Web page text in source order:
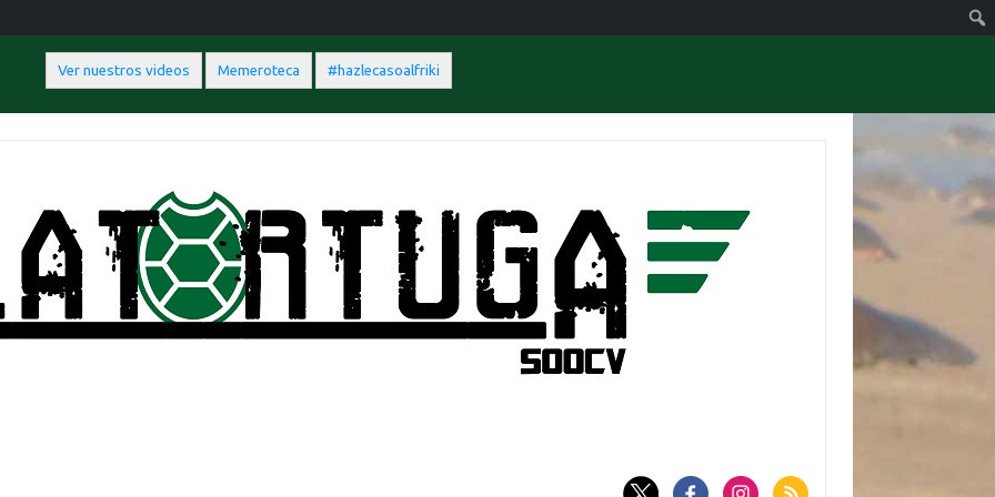
Ver nuestros videos Memeroteca #hazlecasoalfriki